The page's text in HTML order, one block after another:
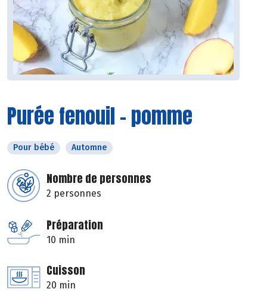
Purée fenouil - pomme
Pour bébé Automne
Nombre de personnes
2 personnes
Préparation
10 min
Cuisson
20 min